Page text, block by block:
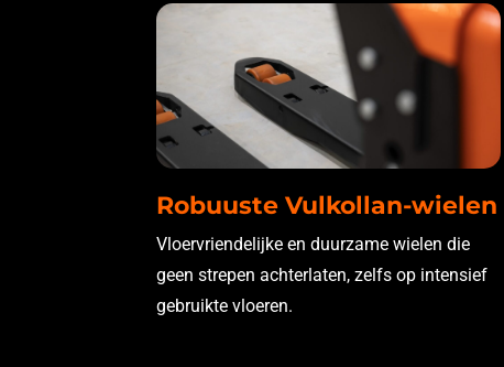
Robuuste Vulkollan-wielen
Vloervriendelijke en duurzame wielen die
geen strepen achterlaten, zelfs op intensief
gebruikte vloeren.